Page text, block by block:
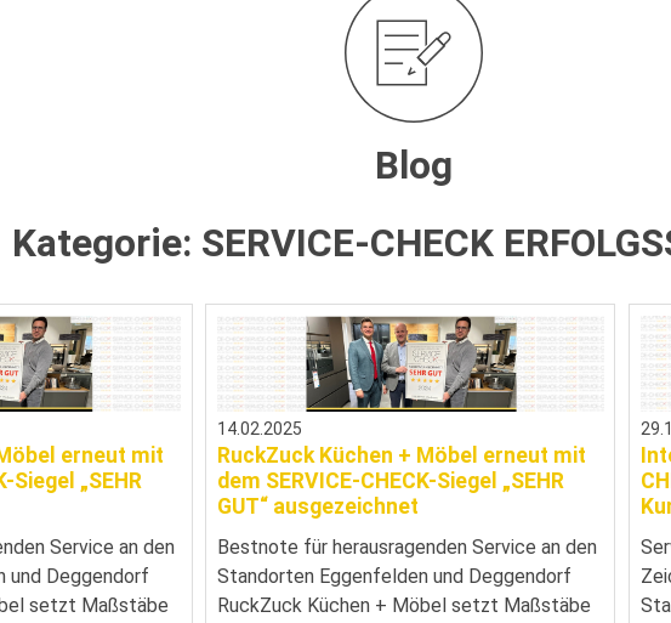
Blog
Kategorie: SERVICE-CHECK
erneut mit
Siegel „SEHR
Service an den
und Deggendorf
setzt Maßstäbe
14.02.2025
RuckZuck Küchen + Möbel erneut mit
dem SERVICE-CHECK-Siegel „SEHR
GUT“ ausgezeichnet
Bestnote für herausragenden Service an den
Standorten Eggenfelden und Deggendorf
RuckZuck Küchen + Möbel setzt Maßstäbe